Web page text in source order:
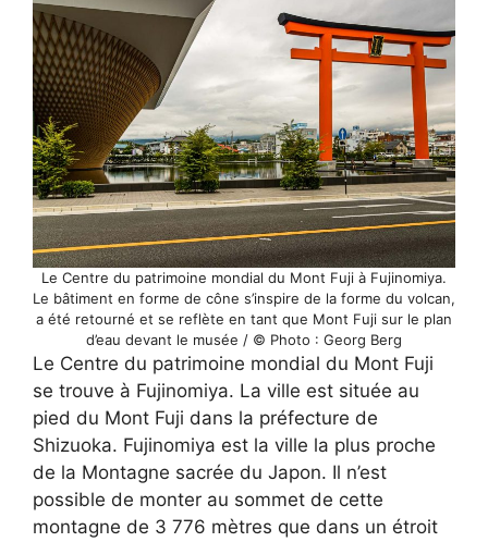
Le Centre du patrimoine mondial du Mont Fuji à Fujinomiya.
Le bâtiment en forme de cône s’inspire de la forme du volcan,
a été retourné et se reflète en tant que Mont Fuji sur le plan
d’eau devant le musée / © Photo : Georg Berg
Le Centre du patrimoine mondial du Mont Fuji
se trouve à Fujinomiya. La ville est située au
pied du Mont Fuji dans la préfecture de
Shizuoka. Fujinomiya est la ville la plus proche
de la Montagne sacrée du Japon. Il n’est
possible de monter au sommet de cette
montagne de 3 776 mètres que dans un étroit